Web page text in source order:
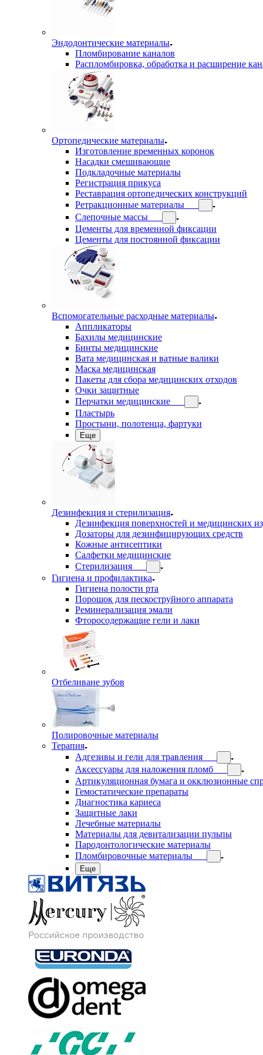
Эндодонтические материалы
Пломбирование каналов
Распломбировка, обработка и расширение
Ортопедические материалы
Изготовление временных коронок
Насадки смешивающие
Подкладочные материалы
Регистрация прикуса
Реставрация ортопедических конструкций
Ретракционные материалы
Слепочные массы
Цементы для временной фиксации
Цементы для постоянной фиксации
Вспомогательные расходные материалы
Аппликаторы
Бахилы медицинские
Бинты медицинские
Вата медицинская и ватные валики
Маска медицинская
Пакеты для сбора медицинских отходов
Очки защитные
Перчатки медицинские
Пластырь
Простыни, полотенца, фартуки
Еще
Дезинфекция и стерилизация
Дезинфекция поверхностей и медицинских
Дозаторы для дезинфицирующих средств
Кожные антисептики
Салфетки медицинские
Стерилизация
Гигиена и профилактика
Гигиена полости рта
Порошок для пескоструйного аппарата
Реминерализация эмали
Фторосодержащие гели и лаки
Отбеливане зубов
Полировочные материалы
Терапия
Адгезивы и гели для травления
Аксессуары для наложения пломб
Артикуляционная бумага и окклюзионные
Гемостатические препараты
Диагностика кариеса
Защитные лаки
Лечебные материалы
Материалы для девитализации пульпы
Пародонтологические материалы
Пломбировочные материалы
Еще